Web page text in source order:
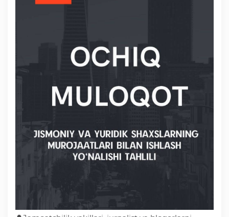
Davlat dasturi ijrosi
Sayyor qabullar
Aholi bandligini ta'minlash
Rasmiy munosabat